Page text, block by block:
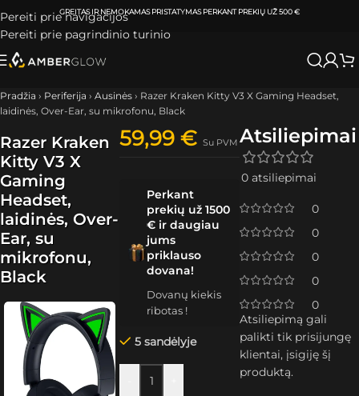
Pereiti prie navigacijos
Pereiti prie pagrindinio turinio
ATSIIMKITE UŽSAKYMĄKLAIPĖDOJE IR VILNIUJEPER0-3 DARBO DIENAS.
Pradžia › Periferija › Ausinės › Razer Kraken Kitty V3 X Gaming Headset,
laidinės, Over-Ear, su mikrofonu, Black
Razer Kraken
Kitty V3 X
Gaming
Headset,
laidinės, Over-
Ear, su
mikrofonu,
Black
59,99€ Su PVM
Perkant
prekių už 1500
€ ir daugiau
jums
priklauso
dovana!
Dovanų kiekis
ribotas !
5 sandėlyje
Atsiliepimai
0 atsiliepimai
0
0
0
0
0
Atsiliepimą gali
palikti tik prisijungę
klientai, įsigiję šį
produktą.